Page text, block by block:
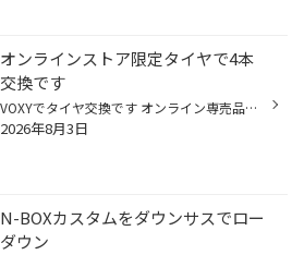
オンラインストア限定タイヤで4本
交換です
VOXYでタイヤ交換です オンライン専売品のミニバンタイヤをチョイス 装着タイヤはこちら クロニクルRV 205/60R16 ブリヂストンタイヤオンラインストアでは 会員登録して割引クーポンを適用すると お得にタイヤ交換できます サイト内で決済から店舗選定までできるので 忙しく店舗に来れないお客様で...
2026年8月3日
N-BOXカスタムをダウンサスでロー
ダウン